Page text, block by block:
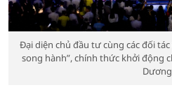
Đại diện chủ đầu tư cùng các đối
song hành”, chính thức khởi động
Dương